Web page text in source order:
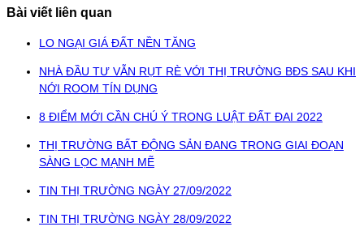
Bài viết liên quan
LO NGẠI GIÁ ĐẤT NỀN TĂNG
NHÀ ĐẦU TƯ VẪN RỤT RÈ VỚI THỊ TRƯỜNG BĐS SAU KHI
NỚI ROOM TÍN DỤNG
8 ĐIỂM MỚI CẦN CHÚ Ý TRONG LUẬT ĐẤT ĐAI 2022
THỊ TRƯỜNG BẤT ĐỘNG SẢN ĐANG TRONG GIAI ĐOẠN
SÀNG LỌC MẠNH MẼ
TIN THỊ TRƯỜNG NGÀY 27/09/2022
TIN THỊ TRƯỜNG NGÀY 28/09/2022